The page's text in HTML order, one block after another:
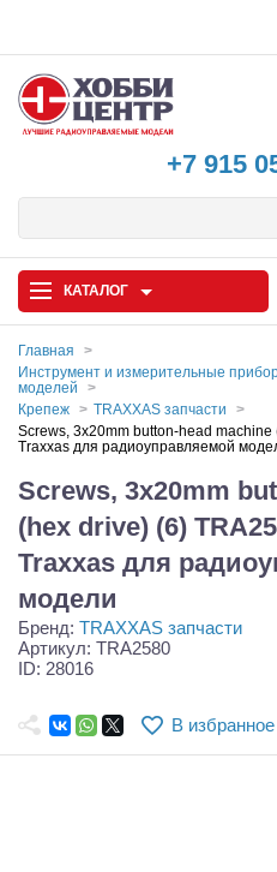
+7 915
КАТАЛОГ
Автомодели
Запчасти и аксессуары
Игрушки
Самолеты
Квадрокоптеры
Судомодели
Главная
Инструмент и измерительные
моделей
Крепеж
TRAXXAS запчасти
Screws, 3x20mm button-head
Traxxas для радиоуправляемой
Screws, 3x20mm
(hex drive) (6)
Traxxas для
модели
Бренд: TRAXXAS запчасти
Артикул: TRA2580
ID: 28016
В избранное